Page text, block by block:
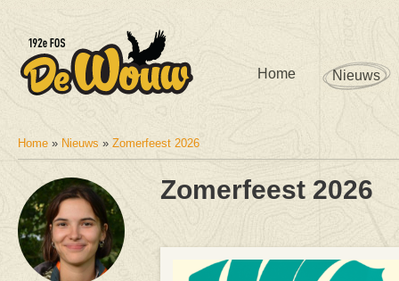
Home Nieuws
U bent hier
Home » Nieuws » Zomerfeest 2026
Zomerfeest 2026